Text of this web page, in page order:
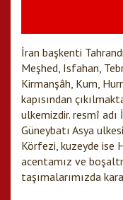
İran başkenti
Meşhed, Isfahan,
Kirmanşâh, Kum,
kapısından
ulkemizdir. resmî
Güneybatı Asya
Körfezi, kuzeyde ise
acentamız ve
taşımalarımızda